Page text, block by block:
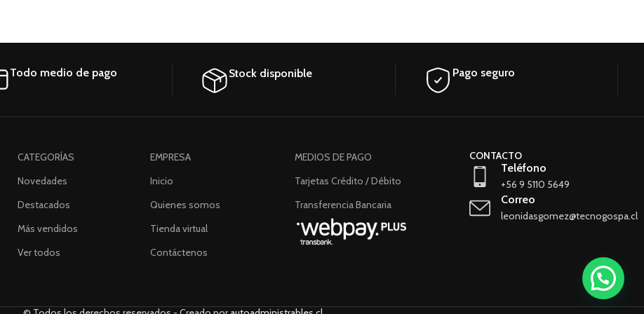
Todo medio de pago Stock disponible Pago seguro
CATEGORÍAS
Novedades
Destacados
Más vendidos
Ver todos
EMPRESA
Inicio
Quienes somos
Tienda virtual
Contáctenos
MEDIOS DE PAGO
Tarjetas Crédito / Débito
Transferencia Bancaria
CONTACTO
Teléfono
+56 9 5110 5649
Correo
leonidasgomez@tecnogospa.cl